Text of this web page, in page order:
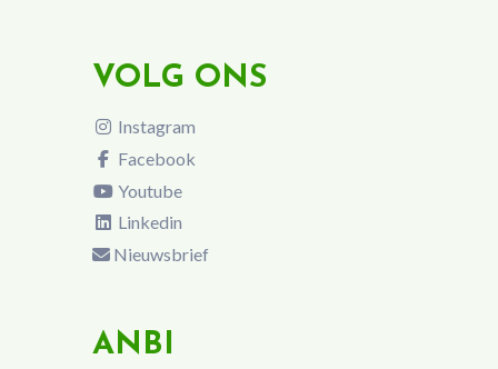
VOLG ONS
Instagram
Facebook
Youtube
Linkedin
Nieuwsbrief
ANBI